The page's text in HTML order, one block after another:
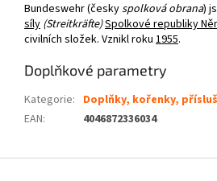
Bundeswehr (českyspolková obrana)
síly (Streitkräfte)Spolkové republiky
civilních složek. Vznikl roku 1955.
Doplňkové parametry
Kategorie: Doplňky, kořenky,
EAN: 4046872336034